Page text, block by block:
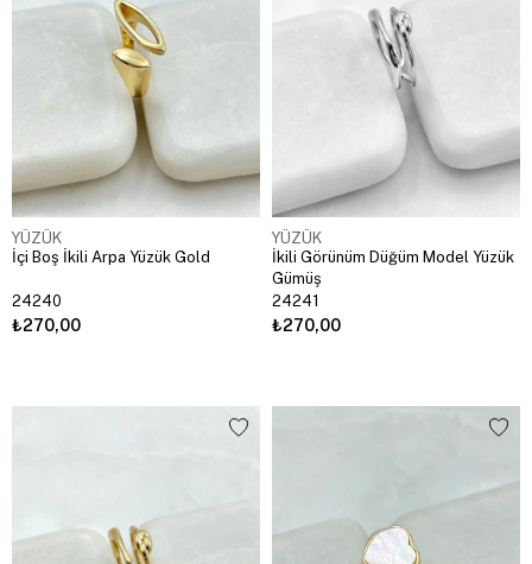
YÜZÜK
İçi Boş İkili Arpa Yüzük Gold
24240
₺270,00
YÜZÜK
İkili Görünüm Düğüm Model Yüzük
Gümüş
24241
₺270,00